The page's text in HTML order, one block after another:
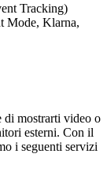
Tracking)
Mode, Klarna,
di mostrarti video o
esterni. Con il
i seguenti servizi